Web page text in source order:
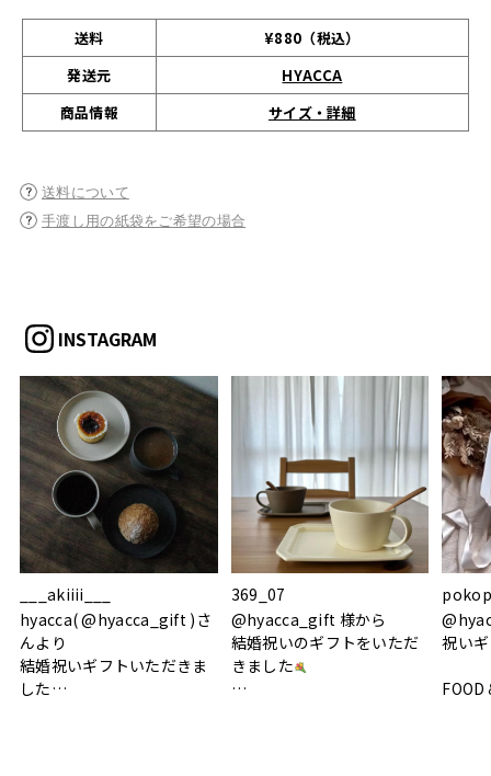
送料
¥880（税込）
発送元
HYACCA
商品情報
サイズ・詳細
送料について
手渡し用の紙袋をご希望の場合
INSTAGRAM
___akiiii___
hyacca( @hyacca_gift )さ
んより
結婚祝いギフトいただきま
した
369_07
@hyacca_gift 様から
結婚祝いのギフトをいただ
きました
祝い
FOOD